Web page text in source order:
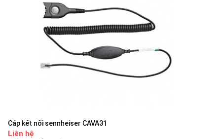
Cáp kết nối sennheiser CAVA31
Liên hệ